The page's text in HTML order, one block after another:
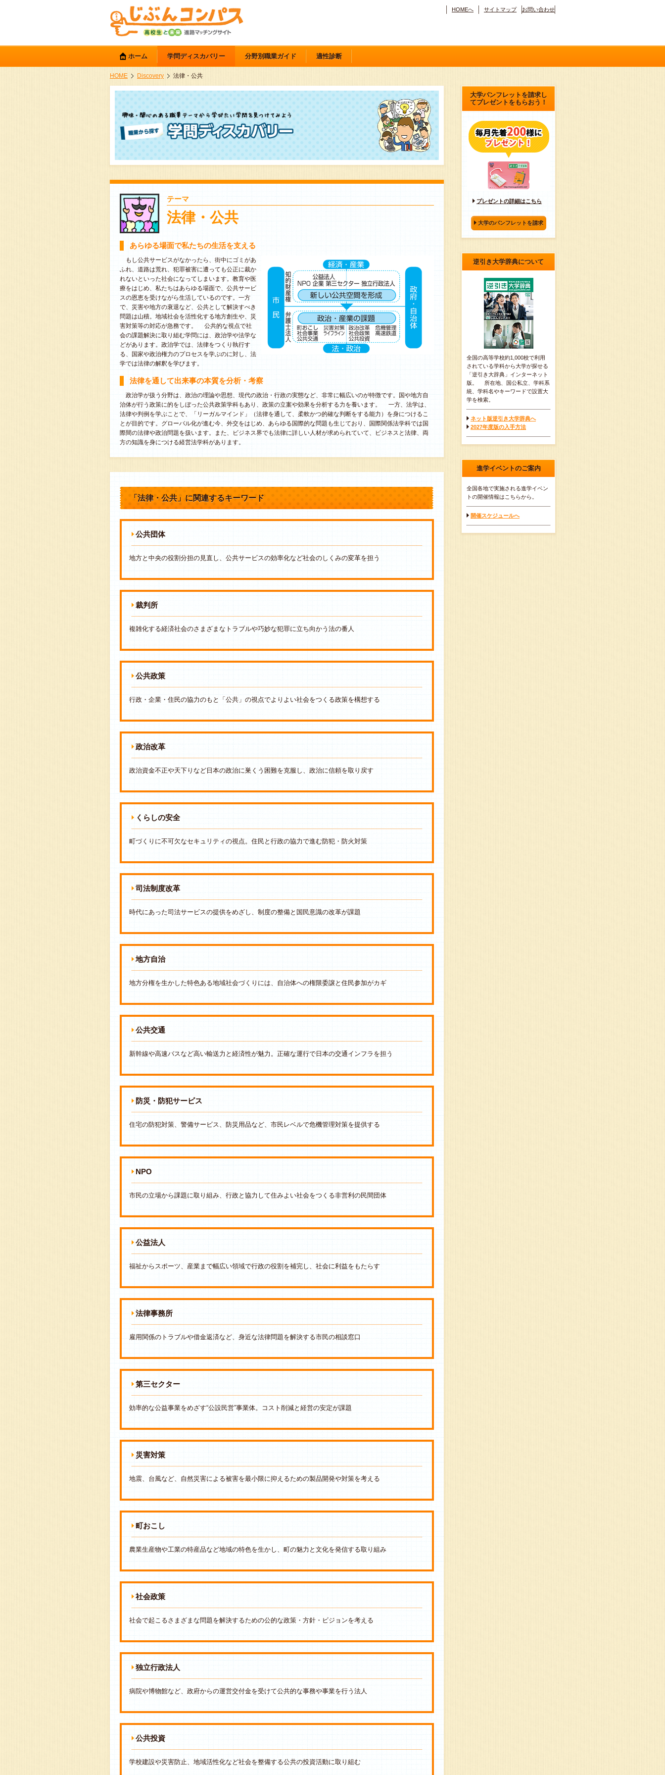
HOMEへ サイトマップ お問い合わせ
ホーム 学問ディスカバリー 分野別職業ガイド 適性診断
HOME Discovery 法律・公共
テーマ
法律・公共
あらゆる場面で私たちの生活を支える
もし公共サービスがなかったら、街中にゴミがあ
ふれ、道路は荒れ、犯罪被害に遭っても公正に裁か
れないといった社会になってしまいます。教育や医
療をはじめ、私たちはあらゆる場面で、公共サービ
スの恩恵を受けながら生活しているのです。一方
で、災害や地方の衰退など、公共として解決すべき
問題は山積。地域社会を活性化する地方創生や、災
害対策等の対応が急務です。 公共的な視点で社
会の課題解決に取り組む学問には、政治学や法学な
どがあります。政治学では、法律をつくり執行す
る、国家や政治権力のプロセスを学ぶのに対し、法
学では法律の解釈を学びます。
法律を通して出来事の本質を分析・考察
政治学が扱う分野は、政治の理論や思想、現代の政治・行政の実態など、非常に幅広いのが特徴です。国や地方自
治体が行う政策に的をしぼった公共政策学科もあり、政策の立案や効果を分析する力を養います。 一方、法学は、
法律や判例を学ぶことで、「リーガルマインド」（法律を通して、柔軟かつ的確な判断をする能力）を身につけるこ
とが目的です。グローバル化が進む今、外交をはじめ、あらゆる国際的な問題も生じており、国際関係法学科では国
際間の法律や政治問題を扱います。また、ビジネス界でも法律に詳しい人材が求められていて、ビジネスと法律、両
方の知識を身につける経営法学科があります。
「法律・公共」に関連するキーワード
公共団体
地方と中央の役割分担の見直し、公共サービスの効率化など社会のしくみの変革を担う
裁判所
複雑化する経済社会のさまざまなトラブルや巧妙な犯罪に立ち向かう法の番人
公共政策
行政・企業・住民の協力のもと「公共」の視点でよりよい社会をつくる政策を構想する
政治改革
政治資金不正や天下りなど日本の政治に巣くう困難を克服し、政治に信頼を取り戻す
くらしの安全
町づくりに不可欠なセキュリティの視点。住民と行政の協力で進む防犯・防火対策
司法制度改革
時代にあった司法サービスの提供をめざし、制度の整備と国民意識の改革が課題
地方自治
地方分権を生かした特色ある地域社会づくりには、自治体への権限委譲と住民参加がカギ
公共交通
新幹線や高速バスなど高い輸送力と経済性が魅力。正確な運行で日本の交通インフラを担う
防災・防犯サービス
住宅の防犯対策、警備サービス、防災用品など、市民レベルで危機管理対策を提供する
NPO
市民の立場から課題に取り組み、行政と協力して住みよい社会をつくる非営利の民間団体
公益法人
福祉からスポーツ、産業まで幅広い領域で行政の役割を補完し、社会に利益をもたらす
法律事務所
雇用関係のトラブルや借金返済など、身近な法律問題を解決する市民の相談窓口
第三セクター
効率的な公益事業をめざす“公設民営”事業体。コスト削減と経営の安定が課題
災害対策
地震、台風など、自然災害による被害を最小限に抑えるための製品開発や対策を考える
町おこし
農業生産物や工業の特産品など地域の特色を生かし、町の魅力と文化を発信する取り組み
社会政策
社会で起こるさまざまな問題を解決するための公的な政策・方針・ビジョンを考える
独立行政法人
病院や博物館など、政府からの運営交付金を受けて公共的な事務や事業を行う法人
公共投資
学校建設や災害防止、地域活性化など社会を整備する公共の投資活動に取り組む
大学パンフレットを請求し
てプレゼントをもらおう！
プレゼントの詳細はこちら
大学のパンフレットを請求
逆引き大学辞典について
全国の高等学校約1,000校で利用
されている学科から大学が探せる
「逆引き大辞典」インターネット
版。 所在地、国公私立、学科系
統、学科名やキーワードで設置大
学を検索。
ネット版逆引き大学辞典へ
2027年度版の入手方法
進学イベントのご案内
全国各地で実施される進学イベン
トの開催情報はこちらから。
開催スケジュールへ